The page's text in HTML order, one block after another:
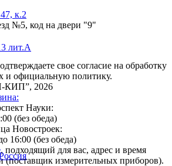
к.2
№5, код на двери "9"
лит.А
свое согласие на обработку
и официальную политику.
2026
Науки:
(без обеда)
Новостроек:
16:00 (без обеда)
, подходящий для вас, адрес и время
(поставщик измерительных приборов).